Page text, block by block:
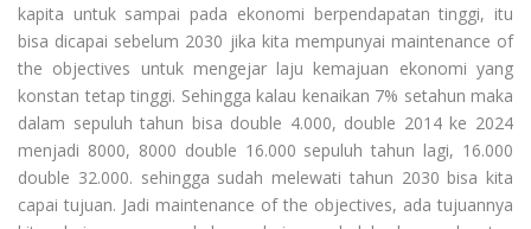
kapita untuk sampai pada ekonomi berpendapatan tinggi, itu
bisa dicapai sebelum 2030 jika kita mempunyai maintenance of
the objectives untuk mengejar laju kemajuan ekonomi yang
konstan tetap tinggi. Sehingga kalau kenaikan 7% setahun maka
dalam sepuluh tahun bisa double 4.000, double 2014 ke 2024
menjadi 8000, 8000 double 16.000 sepuluh tahun lagi, 16.000
double 32.000. sehingga sudah melewati tahun 2030 bisa kita
capai tujuan. Jadi maintenance of the objectives, ada tujuannya